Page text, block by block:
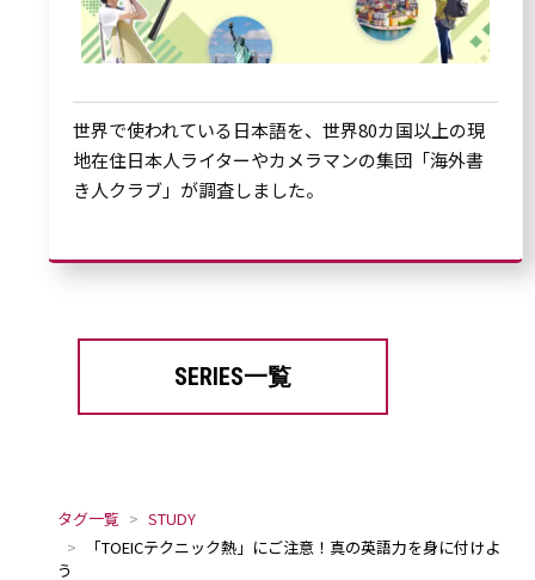
世界で使われている日本語を、世界80カ国以上の現
地在住日本人ライターやカメラマンの集団「海外書
き人クラブ」が調査しました。
SERIES一覧
タグ一覧
STUDY
「TOEICテクニック熱」にご注意！真の英語力を身に付けよ
う